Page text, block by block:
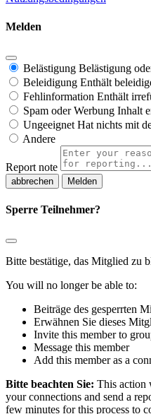
Melden
Belästigung Belästigung
Beleidigung Enthält
Fehlinformation Enthält
Spam oder Werbung Inhalt
Ungeeignet Hat nichts mit
Andere
Report note
Melden
Sperre Teilnehmer?
Bitte bestätige, das Mitglied zu
You will no longer be able to:
Beiträge des gesperrten
Erwähnen Sie dieses
Invite this member to
Message this member
Add this member as a
Bitte beachten Sie: This action
your connections and send a
few minutes for this process to